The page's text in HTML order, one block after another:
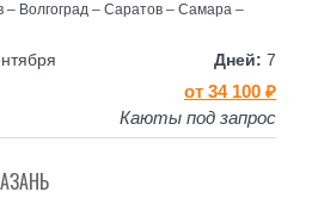
7
Волгоград – Саратов – Самара –
от 34 100 ₽
Каюты под запрос